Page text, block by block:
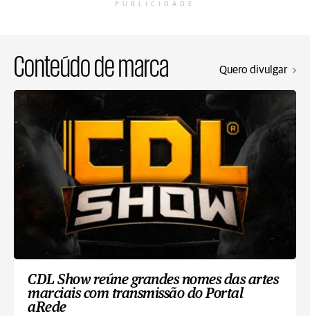
PUBLICIDADE
Conteúdo de marca Quero divulgar
CDL Show reúne grandes nomes das artes
marciais com transmissão do Portal
aRede